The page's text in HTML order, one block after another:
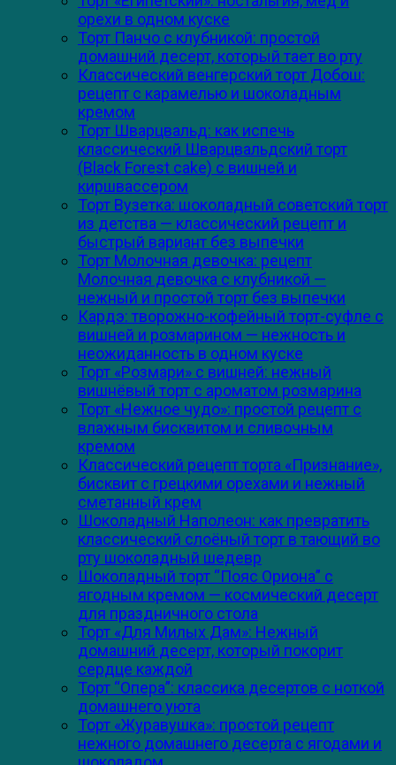
орехи в одном куске
Торт Панчо с клубникой: простой
домашний десерт, который тает во рту
Классический венгерский торт Добош:
рецепт с карамелью и шоколадным
кремом
Торт Шварцвальд: как испечь
классический Шварцвальдский торт
(Black Forest cake) с вишней и
киршвассером
Торт Вузетка: шоколадный советский торт
из детства — классический рецепт и
быстрый вариант без выпечки
Торт Молочная девочка: рецепт
Молочная девочка с клубникой —
нежный и простой торт без выпечки
Кардэ: творожно-кофейный торт-суфле с
вишней и розмарином — нежность и
неожиданность в одном куске
Торт «Розмари» с вишней: нежный
вишнёвый торт с ароматом розмарина
Торт «Нежное чудо»: простой рецепт с
влажным бисквитом и сливочным
кремом
Классический рецепт торта «Признание»,
бисквит с грецкими орехами и нежный
сметанный крем
Шоколадный Наполеон: как превратить
классический слоёный торт в тающий во
рту шоколадный шедевр
Шоколадный торт “Пояс Ориона” с
ягодным кремом — космический десерт
для праздничного стола
Торт «Для Милых Дам»: Нежный
домашний десерт, который покорит
сердце каждой
Торт “Опера”: классика десертов с ноткой
домашнего уюта
Торт «Журавушка»: простой рецепт
нежного домашнего десерта с ягодами и